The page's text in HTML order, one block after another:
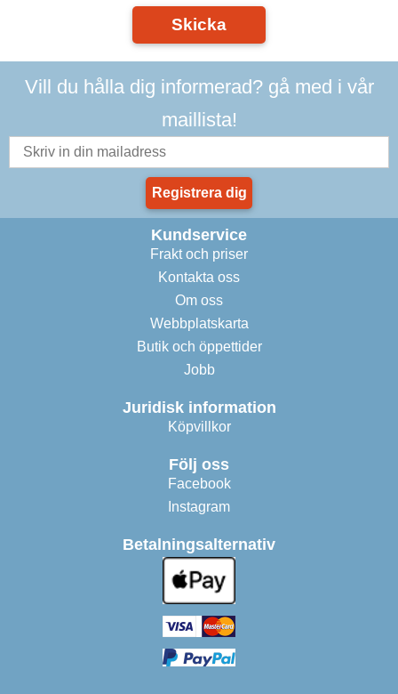
Skicka
Vill du hålla dig informerad? gå med i vår
maillista!
Registrera dig
Kundservice
Frakt och priser
Kontakta oss
Om oss
Webbplatskarta
Butik och öppettider
Jobb
Juridisk information
Köpvillkor
Följ oss
Facebook
Instagram
Betalningsalternativ